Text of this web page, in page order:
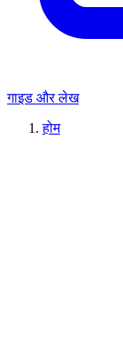
गाइड और लेख
होम